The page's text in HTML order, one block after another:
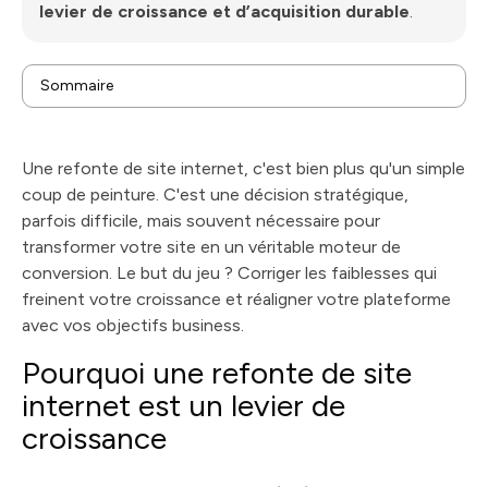
levier de croissance et d’acquisition durable.
Sommaire
croissance
Bâtir une stratégie de refonte qui convertit
vraiment
Donner vie à l’expérience utilisateur sur Webflow
Piloter une migration SEO sans risque
Analyser et optimiser les performances post-
lancement
Vos questions sur la refonte (et nos réponses
franches)
Une refonte de site internet, c'est bien plus qu'un simple
coup de peinture. C'est une décision stratégique,
parfois difficile, mais souvent nécessaire pour
transformer votre site en un véritable moteur de
conversion. Le but du jeu ? Corriger les faiblesses qui
freinent votre croissance et réaligner votre plateforme
avec vos objectifs business.
Pourquoi une refonte de site
internet est un levier de
croissance